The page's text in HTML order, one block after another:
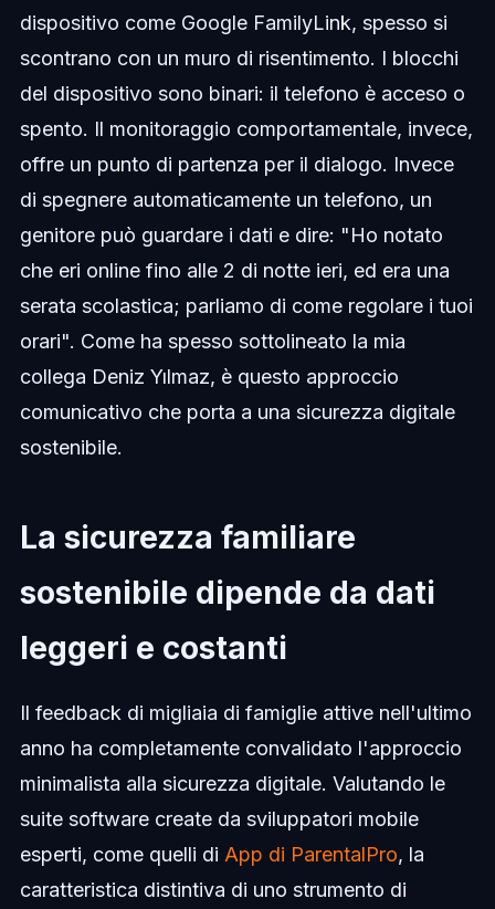
dispositivo come Google FamilyLink, spesso si
scontrano con un muro di risentimento. I blocchi
del dispositivo sono binari: il telefono è acceso o
spento. Il monitoraggio comportamentale, invece,
offre un punto di partenza per il dialogo. Invece
di spegnere automaticamente un telefono, un
genitore può guardare i dati e dire: "Ho notato
che eri online fino alle 2 di notte ieri, ed era una
serata scolastica; parliamo di come regolare i tuoi
orari". Come ha spesso sottolineato la mia
collega Deniz Yılmaz, è questo approccio
comunicativo che porta a una sicurezza digitale
sostenibile.
La sicurezza familiare
sostenibile dipende da dati
leggeri e costanti
Il feedback di migliaia di famiglie attive nell'ultimo
anno ha completamente convalidato l'approccio
minimalista alla sicurezza digitale. Valutando le
suite software create da sviluppatori mobile
esperti, come quelli di App di ParentalPro, la
caratteristica distintiva di uno strumento di